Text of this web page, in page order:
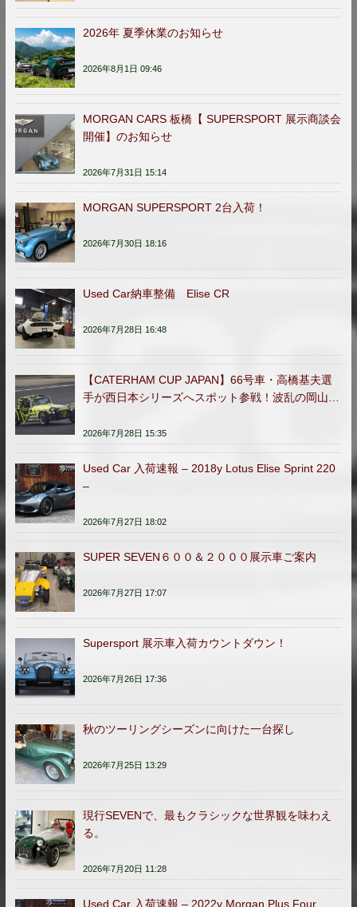
2026年 夏季休業のお知らせ
2026年8月1日 09:46
MORGAN CARS 板橋【 SUPERSPORT 展示商談会
開催】のお知らせ
2026年7月31日 15:14
MORGAN SUPERSPORT 2台入荷！
2026年7月30日 18:16
Used Car納車整備 Elise CR
2026年7月28日 16:48
【CATERHAM CUP JAPAN】66号車・高橋基夫選
手が西日本シリーズへスポット参戦！波乱の岡山ラ
2026年7月28日 15:35
Used Car 入荷速報 – 2018y Lotus Elise Sprint 220
–
2026年7月27日 18:02
SUPER SEVEN６００＆２０００展示車ご案内
2026年7月27日 17:07
Supersport 展示車入荷カウントダウン！
2026年7月26日 17:36
秋のツーリングシーズンに向けた一台探し
2026年7月25日 13:29
現行SEVENで、最もクラシックな世界観を味わえ
る。
2026年7月20日 11:28
Used Car 入荷速報 – 2022y Morgan Plus Four